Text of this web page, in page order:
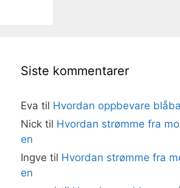
Siste kommentarer
Eva til Hvordan oppbevare
Nicktil Hvordan strømme fra
en
Ingve til Hvordan strømme fra
en